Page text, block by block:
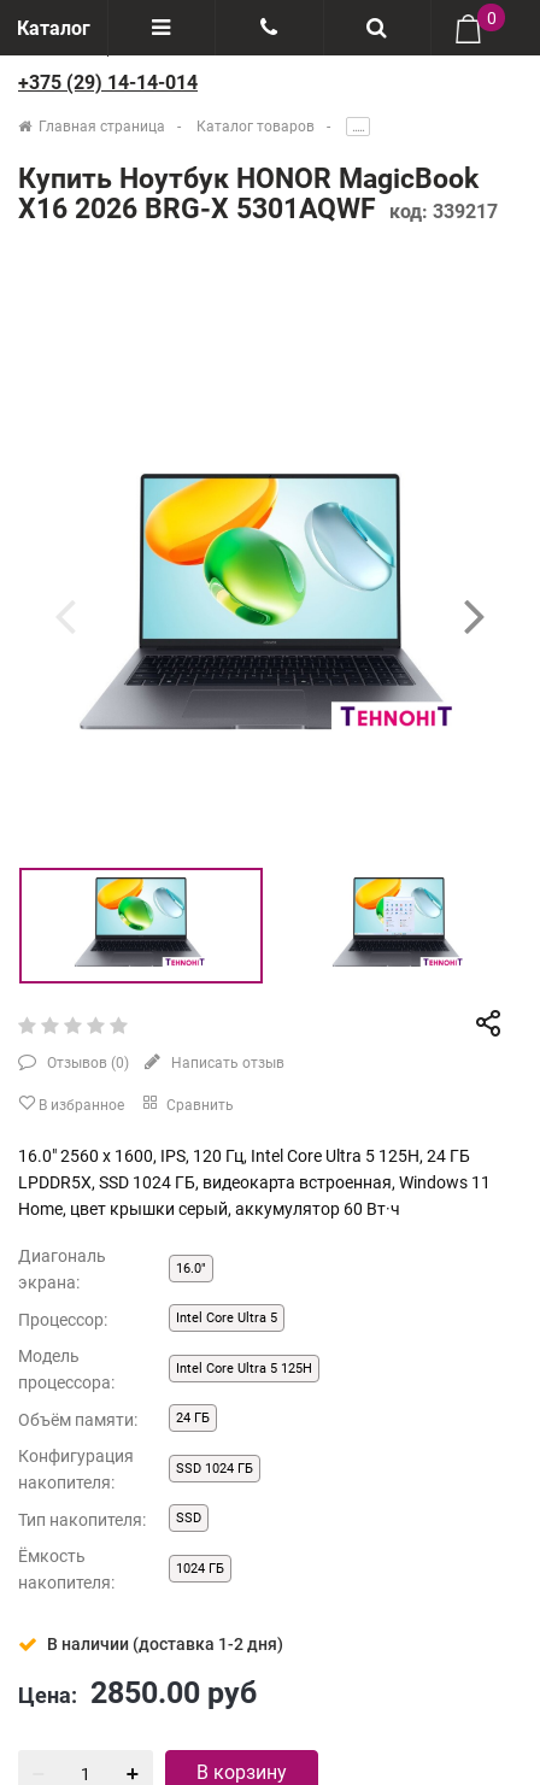
Каталог
Отзывы
Производители
+375(29) 888-44-44
0
+375 (29) 14-14-014
Главная страница Каталог товаров .....
Купить Ноутбук HONOR MagicBook
X16 2026 BRG-X 5301AQWF
код: 339217
Отзывов (0) Написать отзыв
В избранное Сравнить
16.0" 2560 x 1600, IPS, 120 Гц, Intel Core Ultra 5 125H, 24 ГБ
LPDDR5X, SSD 1024 ГБ, видеокарта встроенная, Windows 11
Home, цвет крышки серый, аккумулятор 60 Вт·ч
Диагональ
экрана:
16.0"
Процессор: Intel Core Ultra 5
Модель
процессора:
Intel Core Ultra 5 125H
Объём памяти: 24 ГБ
Конфигурация
накопителя:
SSD 1024 ГБ
Тип накопителя: SSD
Ёмкость
накопителя:
1024 ГБ
В наличии (доставка 1-2 дня)
Цена: 2850.00 руб
В корзину